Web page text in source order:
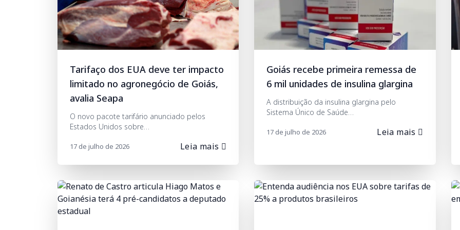
Tarifaço dos EUA deve ter impacto
limitado no agronegócio de Goiás,
avalia Seapa
O novo pacote tarifário anunciado pelos
Estados Unidos sobre…
17 de julho de 2026 Leia mais
Goiás recebe primeira remessa de
6 mil unidades de insulina glargina
A distribuição da insulina glargina pelo
Sistema Único de Saúde…
17 de julho de 2026 Leia mais